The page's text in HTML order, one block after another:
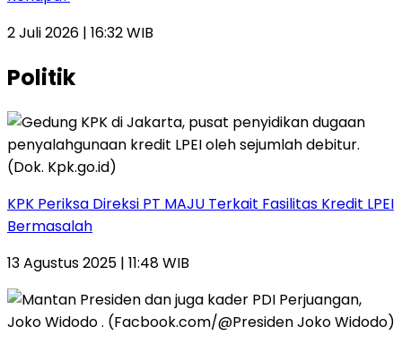
2 Juli 2026 | 16:32 WIB
Politik
KPK Periksa Direksi PT MAJU Terkait Fasilitas Kredit LPEI
Bermasalah
13 Agustus 2025 | 11:48 WIB